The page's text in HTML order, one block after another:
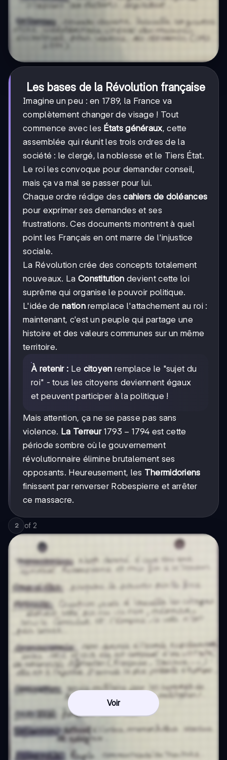
Les bases de la Révolution française
Imagine un peu : en 1789, la France va
complètement changer de visage ! Tout
commence avec les États généraux, cette
assemblée qui réunit les trois ordres de la
société : le clergé, la noblesse et le Tiers État.
Le roi les convoque pour demander conseil,
mais ça va mal se passer pour lui.
Chaque ordre rédige descahiers de doléances
pour exprimer ses demandes et ses
frustrations. Ces documents montrent à quel
point les Français en ont marre de l'injustice
sociale.
La Révolution crée des concepts totalement
nouveaux. La Constitution devient cette loi
suprême qui organise le pouvoir politique.
L'idée de nationremplace l'attachement au roi :
maintenant, c'est un peuple qui partage une
histoire et des valeurs communes sur un même
territoire.
À retenir : Le citoyen remplace le "sujet du
roi" - tous les citoyens deviennent égaux
et peuvent participer à la politique !
Mais attention, ça ne se passe pas sans
violence. La Terreur 1793-
1794
1793 − 1794 est cette
période sombre où le gouvernement
révolutionnaire élimine brutalement ses
opposants. Heureusement, les Thermidoriens
finissent par renverser Robespierre et arrêter
ce massacre.
2 of 2
Voir